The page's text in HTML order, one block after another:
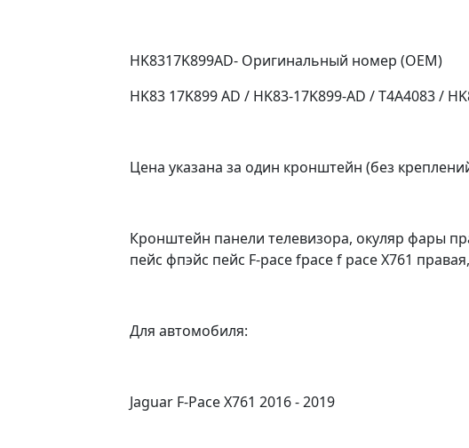
HK8317K899AD- Оригинальный номер (OEM)
HK83 17K899 AD / HK83-17K899-AD / T4A4083 /
Цена указана за один кронштейн (без
Кронштейн панели телевизора, окуляр фары
пейс фпэйс пейс F-pace fpace f pace Х761
Для автомобиля:
Jaguar F-Pace X761 2016 - 2019